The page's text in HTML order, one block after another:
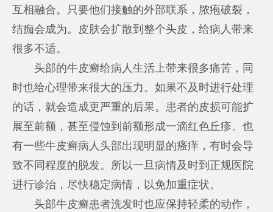
互相融合。只要他们接触的外部联系，脓疱破裂，
结痂会成为。皮肤会扩散到整个头皮，给病人带来
很多不适。
头部的牛皮癣给病人生活上带来很多痛苦，同
时也给心理带来很大的压力。如果不及时进行处理
的话，就会造成更严重的后果。患者的皮损可能扩
展至前额，甚至侵蚀到前额形成一滴红色丘疹。也
有一些牛皮癣病人头部出现明显的瘙痒，有时会导
致不同程度的脱发。所以一旦病情及时到正规医院
进行诊治，尽快稳定病情，以免加重症状。
头部牛皮癣患者洗发时也应保持轻柔的动作，